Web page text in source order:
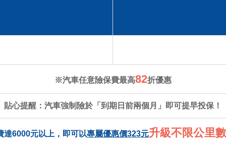
※汽車任意險保費最高82折優惠
貼心提醒：汽車強制險於「到期日前兩個月」即可提早投保！
6000元以上，即可以專屬優惠價323元升級不限公里